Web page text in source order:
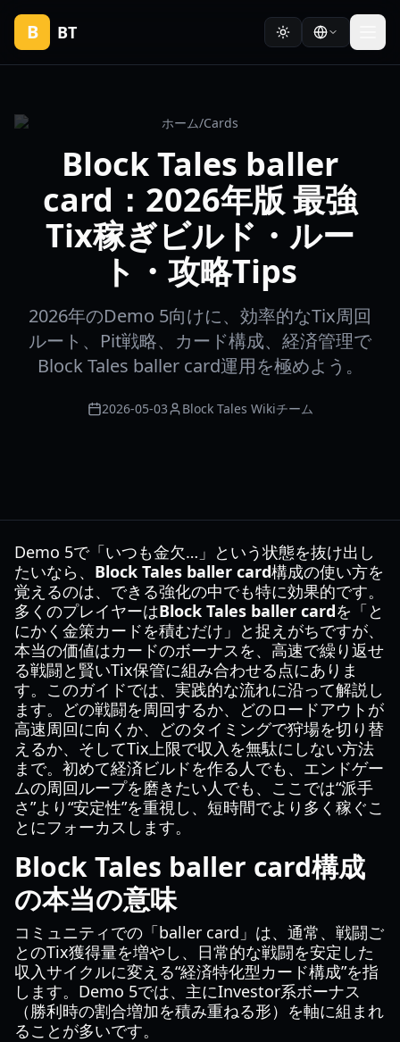
B BT
ホーム/Cards
Block Tales baller
card：2026年版 最強
Tix稼ぎビルド・ルー
ト・攻略Tips
2026年のDemo 5向けに、効率的なTix周回
ルート、Pit戦略、カード構成、経済管理で
Block Tales baller card運用を極めよう。
2026-05-03 Block Tales Wikiチーム
Demo 5で「いつも金欠…」という状態を抜け出し
たいなら、 Block Tales baller card構成の使い方を
覚えるのは、できる強化の中でも特に効果的です。
多くのプレイヤーはBlock Tales baller cardを「と
にかく金策カードを積むだけ」と捉えがちですが、
本当の価値はカードのボーナスを、高速で繰り返せ
る戦闘と賢いTix保管に組み合わせる点にありま
す。このガイドでは、実践的な流れに沿って解説し
ます。どの戦闘を周回するか、どのロードアウトが
高速周回に向くか、どのタイミングで狩場を切り替
えるか、そしてTix上限で収入を無駄にしない方法
まで。初めて経済ビルドを作る人でも、エンドゲー
ムの周回ループを磨きたい人でも、ここでは“派手
さ”より“安定性”を重視し、短時間でより多く稼ぐこ
とにフォーカスします。
Block Tales baller card構成
の本当の意味
コミュニティでの「baller card」は、通常、戦闘ご
とのTix獲得量を増やし、日常的な戦闘を安定した
収入サイクルに変える“経済特化型カード構成”を指
します。Demo 5では、主にInvestor系ボーナス
（勝利時の割合増加を積み重ねる形）を軸に組まれ
ることが多いです。